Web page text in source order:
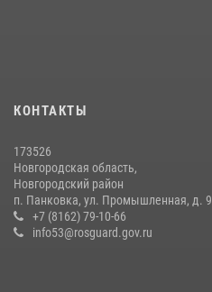
КОНТАКТЫ
173526
Новгородская область,
Новгородский район
п. Панковка, ул. Промышленная, д. 9
+7 (8162) 79-10-66
info53@rosguard.gov.ru